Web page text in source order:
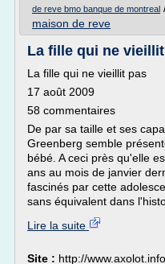
de reve bmo banque de montreal
maison de reve
La fille qui ne
La fille qui ne vieillit pas
17 août 2009
58 commentaires
De par sa taille et ses
Greenberg semble
bébé. A ceci près qu'elle
ans au mois de janvier
fascinés par cette
sans équivalent dans
Lire la suite
Site : http://www.axolot.info